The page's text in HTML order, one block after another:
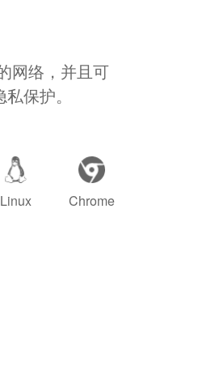
网络，并且可
保护。
Linux Chrome